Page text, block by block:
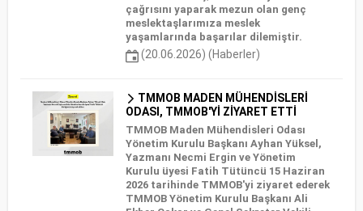
çağrısını yaparak mezun olan genç
meslektaşlarımıza meslek
yaşamlarında başarılar dilemiştir.
(20.06.2026) (Haberler)
TMMOB MADEN MÜHENDİSLERİ
ODASI, TMMOB'Yİ ZİYARET ETTİ
TMMOB Maden Mühendisleri Odası
Yönetim Kurulu Başkanı Ayhan Yüksel,
Yazmanı Necmi Ergin ve Yönetim
Kurulu üyesi Fatih Tütüncü 15 Haziran
2026 tarihinde TMMOB'yi ziyaret ederek
TMMOB Yönetim Kurulu Başkanı Ali